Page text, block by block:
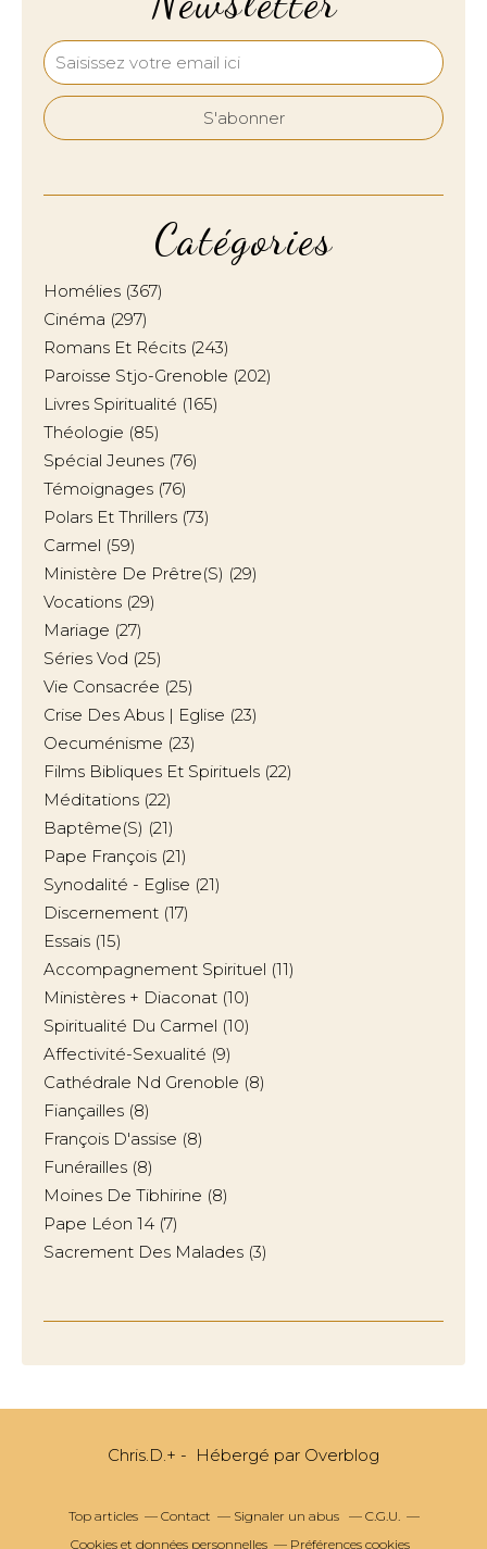
Catégories
Homélies (367)
Cinéma (297)
Romans Et Récits (243)
Paroisse Stjo-Grenoble (202)
Livres Spiritualité (165)
Théologie (85)
Spécial Jeunes (76)
Témoignages (76)
Polars Et Thrillers (73)
Carmel (59)
Ministère De Prêtre(s) (29)
Vocations (29)
Mariage (27)
Séries Vod (25)
Vie Consacrée (25)
Crise Des Abus | Eglise (23)
Oecuménisme (23)
Films Bibliques Et Spirituels (22)
Méditations (22)
Baptême(s) (21)
Pape François (21)
Synodalité - Eglise (21)
Discernement (17)
Essais (15)
Accompagnement Spirituel (11)
Ministères + Diaconat (10)
Spiritualité Du Carmel (10)
Affectivité-Sexualité (9)
Cathédrale Nd Grenoble (8)
Fiançailles (8)
François D'assise (8)
Funérailles (8)
Moines De Tibhirine (8)
Pape Léon 14 (7)
Sacrement Des Malades (3)
Chris.D.+ - Hébergé par Overblog
Top articles Contact Signaler un abus
C.G.U.
Cookies et données personnelles
Préférences cookies